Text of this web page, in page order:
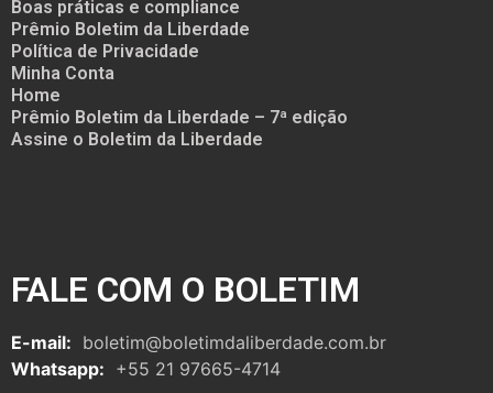
Boas práticas e compliance
Prêmio Boletim da Liberdade
Política de Privacidade
Minha Conta
Home
Prêmio Boletim da Liberdade – 7ª edição
Assine o Boletim da Liberdade
FALE COM O BOLETIM
E-mail: boletim@boletimdaliberdade.com.br
Whatsapp: +55 21 97665-4714